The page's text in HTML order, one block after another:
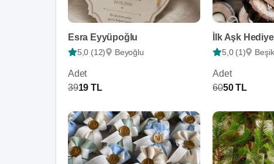
Esra Eyyüpoğlu
5,0 (12) Beyoğlu
Adet
3919 TL
İlk Aşk
5,0 (1)
Adet
6050 TL